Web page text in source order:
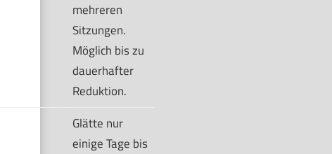
mehreren
Sitzungen.
Möglich bis zu
dauerhafter
Reduktion.
Glätte nur
einige Tage bis